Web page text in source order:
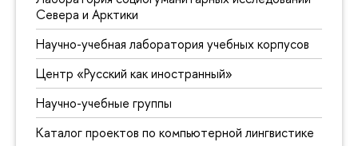
Севера и Арктики
Научно-учебная лаборатория учебных корпусов
Центр «Русский как иностранный»
Научно-учебные группы
Каталог проектов по компьютерной лингвистике